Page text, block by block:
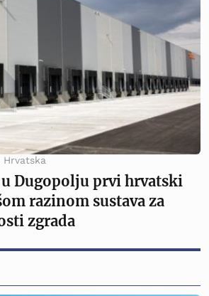
Hrvatska
u Dugopolju prvi hrvatski
razinom sustava za
zgrada